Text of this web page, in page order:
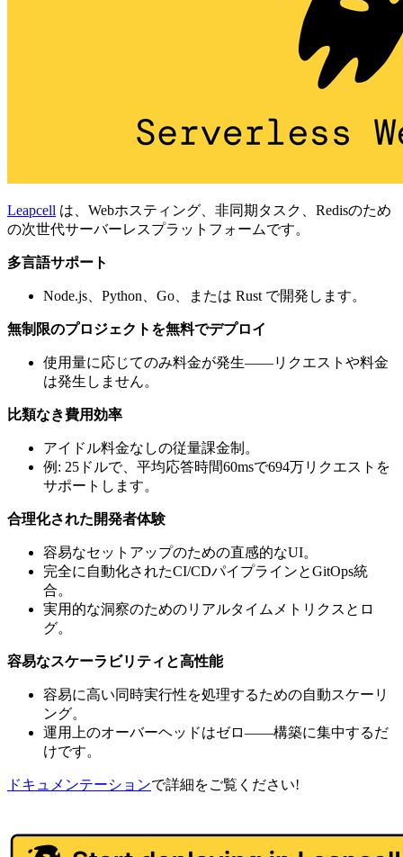
Leapcell は、Webホスティング、非同期タスク、Redisのため
の次世代サーバーレスプラットフォームです。
多言語サポート
Node.js、Python、Go、または Rust で開発します。
無制限のプロジェクトを無料でデプロイ
使用量に応じてのみ料金が発生——リクエストや料金
は発生しません。
比類なき費用効率
アイドル料金なしの従量課金制。
例: 25ドルで、平均応答時間60msで694万リクエストを
サポートします。
合理化された開発者体験
容易なセットアップのための直感的なUI。
完全に自動化されたCI/CDパイプラインとGitOps統
合。
実用的な洞察のためのリアルタイムメトリクスとロ
グ。
容易なスケーラビリティと高性能
容易に高い同時実行性を処理するための自動スケーリ
ング。
運用上のオーバーヘッドはゼロ——構築に集中するだ
けです。
ドキュメンテーションで詳細をご覧ください!